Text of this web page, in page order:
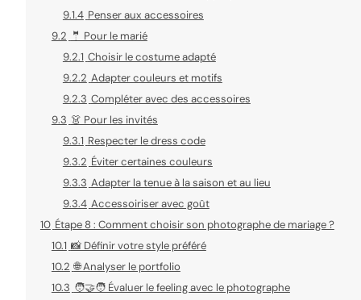
9.1.4 Penser aux accessoires
9.2 🤵 Pour le marié
9.2.1 Choisir le costume adapté
9.2.2 Adapter couleurs et motifs
9.2.3 Compléter avec des accessoires
9.3 👗 Pour les invités
9.3.1 Respecter le dress code
9.3.2 Éviter certaines couleurs
9.3.3 Adapter la tenue à la saison et au lieu
9.3.4 Accessoiriser avec goût
10 Étape 8 : Comment choisir son photographe de mariage ?
10.1 📸 Définir votre style préféré
10.2 🌐 Analyser le portfolio
10.3 🧑‍🤝‍🧑 Évaluer le feeling avec le photographe